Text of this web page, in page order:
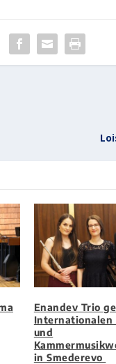
Enandev Trio
Internationalen
und
in Smederevo